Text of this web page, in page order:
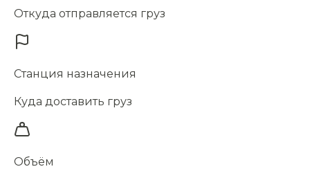
Откуда отправляется груз
Станция назначения
Куда доставить груз
Объём